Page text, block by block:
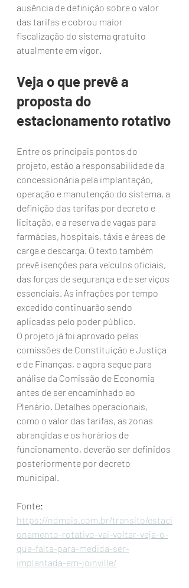
ausência de definição sobre o valor
das tarifas e cobrou maior
fiscalização do sistema gratuito
atualmente em vigor.
Veja o que prevê a
proposta do
estacionamento rotativo
Entre os principais pontos do
projeto, estão a responsabilidade da
concessionária pela implantação,
operação e manutenção do sistema, a
definição das tarifas por decreto e
licitação, e a reserva de vagas para
farmácias, hospitais, táxis e áreas de
carga e descarga. O texto também
prevê isenções para veículos oficiais,
das forças de segurança e de serviços
essenciais. As infrações por tempo
excedido continuarão sendo
aplicadas pelo poder público.
O projeto já foi aprovado pelas
comissões de Constituição e Justiça
e de Finanças, e agora segue para
análise da Comissão de Economia
antes de ser encaminhado ao
Plenário. Detalhes operacionais,
como o valor das tarifas, as zonas
abrangidas e os horários de
funcionamento, deverão ser definidos
posteriormente por decreto
municipal.
Fonte:
https://ndmais.com.br/transito/estaci
onamento-rotativo-vai-voltar-veja-o-
que-falta-para-medida-ser-
implantada-em-joinville/